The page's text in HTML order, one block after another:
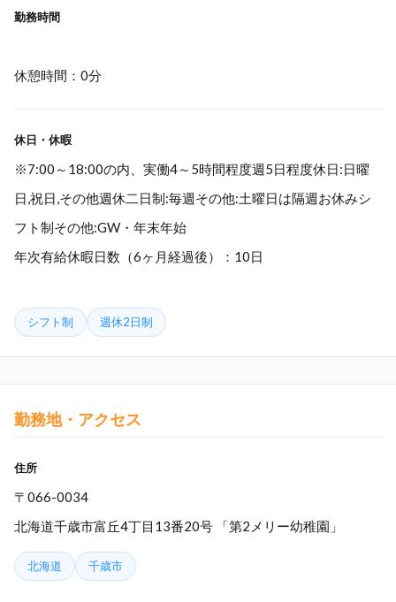
勤務時間
休憩時間：0分
休日・休暇
※7:00～18:00の内、実働4～5時間程度週5日程度休日:日曜
日,祝日,その他週休二日制:毎週その他:土曜日は隔週お休みシ
フト制その他:GW・年末年始
年次有給休暇日数（6ヶ月経過後）：10日
シフト制 週休2日制
勤務地・アクセス
住所
〒066-0034
北海道千歳市富丘4丁目13番20号 「第2メリー幼稚園」
北海道 千歳市